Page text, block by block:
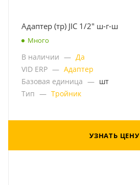
Адаптер (тр) JIC 1/2" ш-г-ш
Много
В наличии — Да
VID ERP — Адаптер
Базовая единица — шт
Тип — Тройник
УЗНАТЬ ЦЕНУ